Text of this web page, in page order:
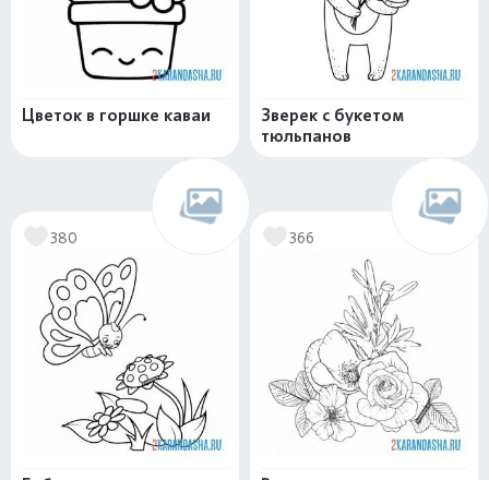
Цветок в горшке каваи
Зверек с букетом
тюльпанов
380 366